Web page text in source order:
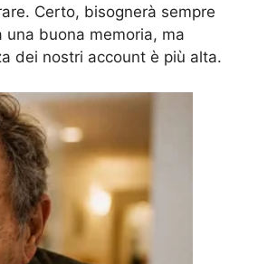
Certo, bisognerà sempre
buona memoria, ma
dei nostri account è più alta.